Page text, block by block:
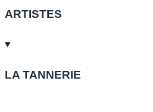
ARTISTES
LA TANNERIE